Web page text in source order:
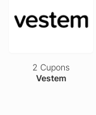
2 Cupons
Vestem